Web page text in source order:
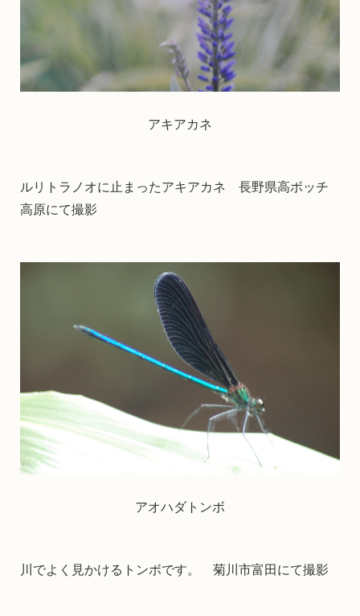
アキアカネ
ルリトラノオに止まったアキアカネ 長野県高ボッチ
高原にて撮影
アオハダトンボ
川でよく見かけるトンボです。 菊川市富田にて撮影